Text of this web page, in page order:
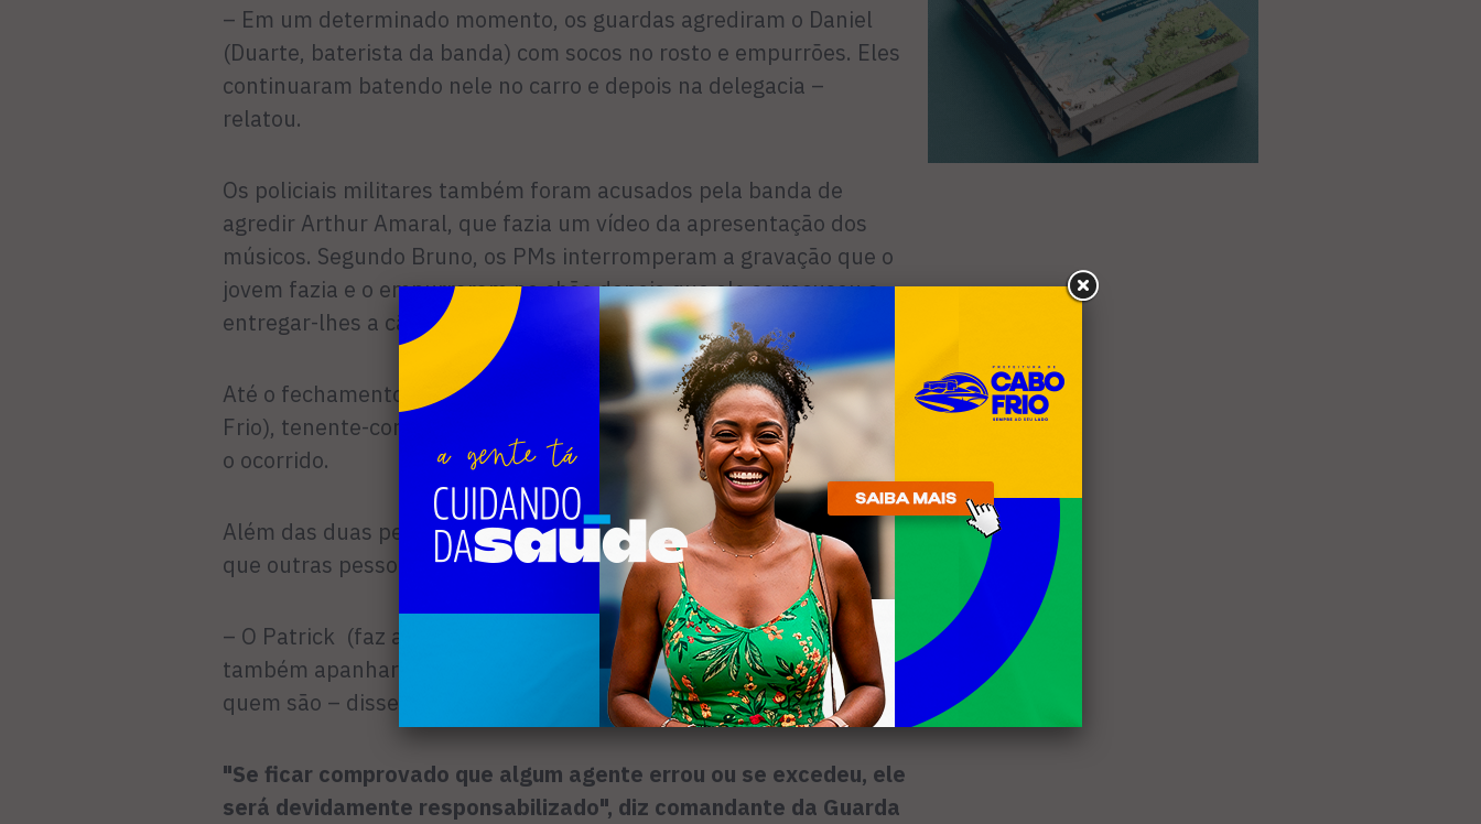
– Em um determinado momento, os guardas agrediram o Daniel
(Duarte, baterista da banda) com socos no rosto e empurrões. Eles
continuaram batendo nele no carro e depois na delegacia –
relatou.
Os policiais militares também foram acusados pela banda de
agredir Arthur Amaral, que fazia um vídeo da apresentação dos
músicos. Segundo Bruno, os PMs interromperam a gravação que o
jovem fazia e o empurraram no chão depois que ele se recusou a
entregar-lhes a câmera.
Até o fechamento desta edição, o comandante do 25º BPM (Cabo
Frio), tenente-coronel Ruy França, não havia se pronunciado sobre
o ocorrido.
Além das duas pessoas citadas pelo baixista, Bruno disse ainda
que outras pessoas foram agredidas pelos guardas.
– O Patrick (faz a apresentação da banda) e o flautista Guilherme
também apanharam. Ainda há outros dois agredidos, mas não sei
quem são – disse Bruno.
"Se ficar comprovado que algum agente errou ou se excedeu, ele
será devidamente responsabilizado", diz comandante da Guarda